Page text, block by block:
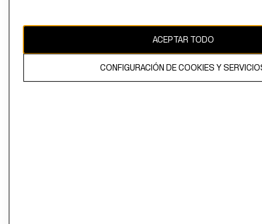
propiedad de H&M Hennes & Mauritz AB
ACEPTAR TODO
CONFIGURACIÓN DE COOKIES Y